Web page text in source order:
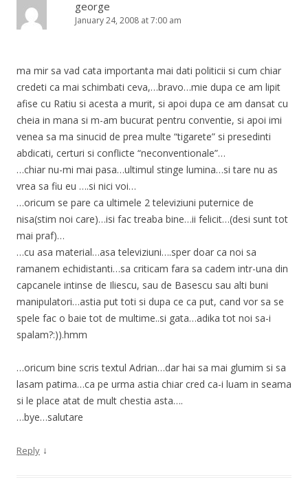
george
January 24, 2008 at 7:00 am
ma mir sa vad cata importanta mai dati politicii si cum chiar
credeti ca mai schimbati ceva,…bravo…mie dupa ce am lipit
afise cu Ratiu si acesta a murit, si apoi dupa ce am dansat cu
cheia in mana si m-am bucurat pentru conventie, si apoi imi
venea sa ma sinucid de prea multe “tigarete” si presedinti
abdicati, certuri si conflicte “neconventionale”…
…chiar nu-mi mai pasa…ultimul stinge lumina…si tare nu as
vrea sa fiu eu ….si nici voi…
…oricum se pare ca ultimele 2 televiziuni puternice de
nisa(stim noi care)…isi fac treaba bine…ii felicit…(desi sunt tot
mai praf)…
…cu asa material…asa televiziuni….sper doar ca noi sa
ramanem echidistanti…sa criticam fara sa cadem intr-una din
capcanele intinse de Iliescu, sau de Basescu sau alti buni
manipulatori…astia put toti si dupa ce ca put, cand vor sa se
spele fac o baie tot de multime..si gata…adika tot noi sa-i
spalam?:)).hmm
…oricum bine scris textul Adrian…dar hai sa mai glumim si sa
lasam patima…ca pe urma astia chiar cred ca-i luam in seama
si le place atat de mult chestia asta….
…bye…salutare
Reply ↓